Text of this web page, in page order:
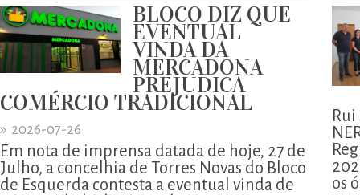
BLOCO DIZ QUE
EVENTUAL
VINDA DA
MERCADONA
PREJUDICA
COMÉRCIO TRADICIONAL
» 2026-07-26
Em nota de imprensa datada de hoje, 27 de
Julho, a concelhia de Torres Novas do Bloco
de Esquerda contesta a eventual vinda de
os